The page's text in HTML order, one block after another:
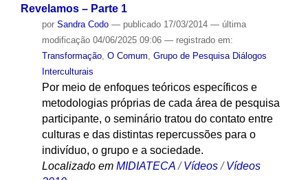
Revelamos – Parte 1
por Sandra Codo — publicado17/03/2014 — última
modificação04/06/2025 09:06 — registrado em:
Transformação, O Comum, Grupo de Pesquisa Diálogos
Interculturais
Por meio de enfoques teóricos específicos e
metodologias próprias de cada área de pesquisa
participante, o seminário tratou do contato entre
culturas e das distintas repercussões para o
indivíduo, o grupo e a sociedade.
Localizado em MIDIATECA /Vídeos /Vídeos